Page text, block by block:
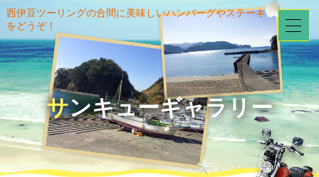
西伊豆ツーリングの合間に美味しいハンバーグやステーキ
をどうぞ！
サンキューギャラリー